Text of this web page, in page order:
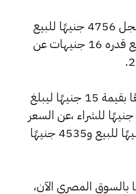
كما تراجع سعر عيار 22 ليسجل 4756 جنيهًا للبيع
و4735 جنيهًا للشراء، بتراجع قدره 16 جنيهات عن
كما شهد سعر عيار 21 تراجعًا بقيمة 15 جنيهًا ليبلغ
4540 جنيهًا للبيع و4520 جنيهًا للشراء ،عن السعر
السابق الذي كان 4555 جنيهًا للبيع و4535 جنيهًا
18 انخفاضًا بالسوق المصري الآن،